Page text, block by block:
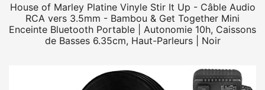
House of Marley Platine Vinyle Stir It Up - Câble Audio
RCA vers 3.5mm - Bambou & Get Together Mini
Enceinte Bluetooth Portable | Autonomie 10h, Caissons
de Basses 6.35cm, Haut-Parleurs | Noir